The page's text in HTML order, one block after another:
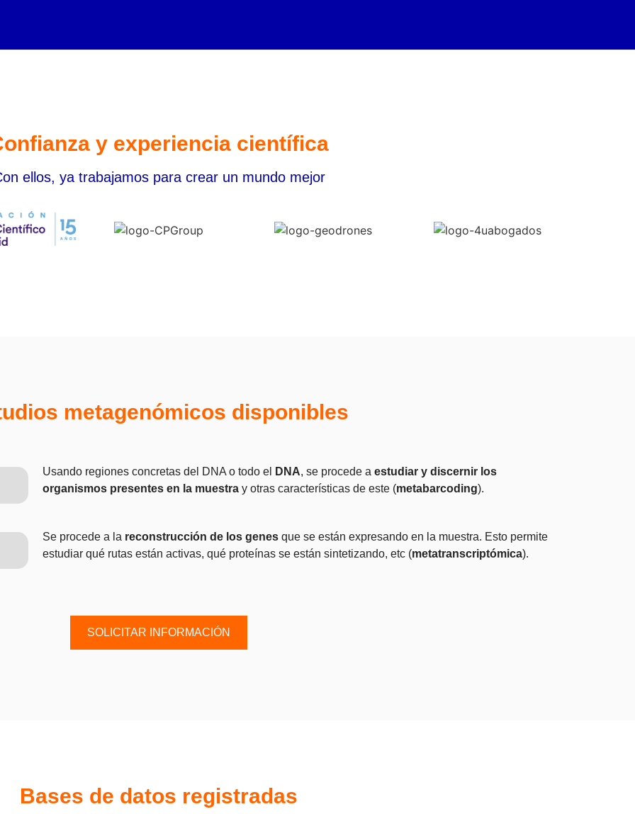
y experiencia científica
ellos, ya trabajamos para crear un mundo mejor
metagenómicos disponibles
Usando regiones concretas del DNA o todo el DNA, se procede a estudiar y discernir los
organismos presentes en la muestray otras características de este (metabarcoding).
Se procede a la reconstrucción de los genesque se están expresando en la muestra. Esto permite
estudiar qué rutas están activas, qué proteínas se están sintetizando, etc (metatranscriptómica).
SOLICITAR INFORMACIÓN
Bases de datos registradas